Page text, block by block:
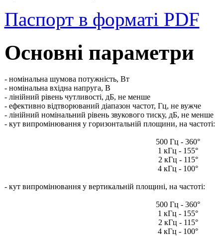
Паспорт в форматі PDF
Основні параметри
- номінальна шумова потужність, Вт
- номінальна вхідна напруга, В
- лінійний рівень чутливості, дБ, не менше
- ефективно відтворюваний діапазон частот, Гц, не вужче
- лінійний номінальний рівень звукового тиску, дБ, не менше
- кут випромінювання у горизонтальній площини, на частоті:
500 Гц - 360°
1 кГц - 155°
2 кГц - 115°
4 кГц - 100°
- кут випромінювання у вертикальній площині, на частоті:
500 Гц - 360°
1 кГц - 155°
2 кГц - 115°
4 кГц - 100°